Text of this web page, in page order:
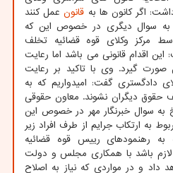
اگر کانون ها به قانونعمل کنند
سوال دیگری در خصوص این که
مرکز وکلای قوه قضائیه تخلف
اقدام قانونی می باشد اما رعایت
صورت گیرد. وی با تاکید بر رعایت
دادگستری گفت: امیدواریم که به
حقوق دیگران نشوند. معاون حقوقی
به سوال خبرنگار مهر در خصوص این
به ارتکاب جرایم از طرف افراد زیر
به رهنمودهای رییس قوه قضائیه
باشد با همکاری مجلس و دولت
داد و در مواردی که نیاز به اصلاح